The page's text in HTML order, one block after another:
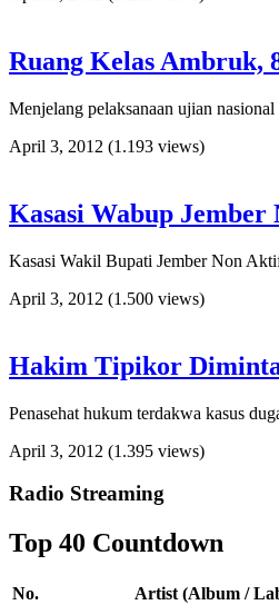
Ruang Kelas Ambruk,
Menjelang pelaksanaan ujian
April 3, 2012 (1.193 views)
Kasasi Wabup
Kasasi Wakil Bupati Jember Non
April 3, 2012 (1.500 views)
Hakim Tipikor
Penasehat hukum terdakwa kasus
April 3, 2012 (1.395 views)
Radio Streaming
Top 40 Countdown
No.
Artist (Album /